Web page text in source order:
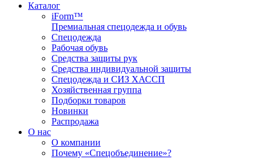
Каталог
iForm™
Премиальная спецодежда и обувь
Спецодежда
Рабочая обувь
Средства защиты рук
Средства индивидуальной защиты
Спецодежда и СИЗ ХАССП
Хозяйственная группа
Подборки товаров
Новинки
Распродажа
О нас
О компании
Почему «Спецобъединение»?